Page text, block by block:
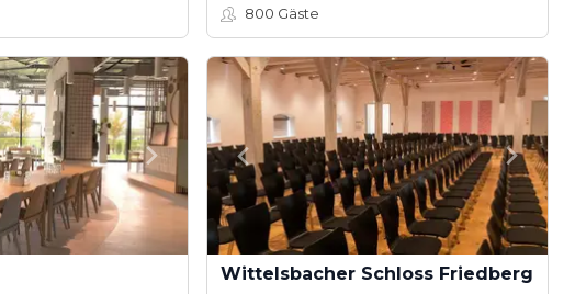
800 Gäste
Wittelsbacher Schloss Friedberg